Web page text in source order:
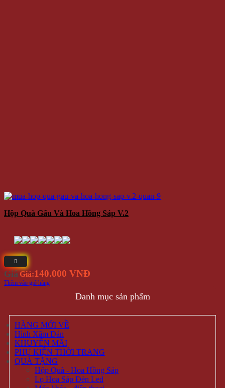
Hộp Quà Gấu Và Hoa Hồng Sáp V.2
Giá Giá:140.000 VNĐ
Thêm vào giỏ hàng
Danh mục sản phẩm
HÀNG MỚI VỀ
Hình Xăm Dán
KHUYẾN MÃI
PHỤ KIỆN THỜI TRANG
QUÀ TẶNG
Hộp Quà - Hoa Hồng Sáp
Lọ Hoa Sáp Đèn Led